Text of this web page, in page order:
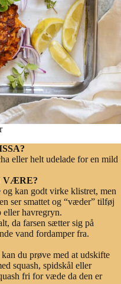
eller helt udelade for en mild
VÆRE?
og kan godt virke klistret, men
ser smattet og “væder” tilføj
eller havregryn.
da farsen sætter sig på
vand fordamper fra.
du prøve med at udskifte
squash, spidskål eller
fri for væde da den er